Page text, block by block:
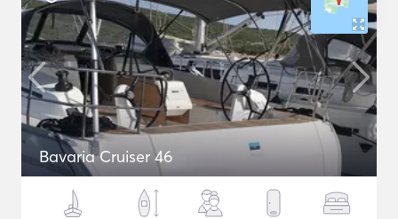
Bavaria Cruiser 46